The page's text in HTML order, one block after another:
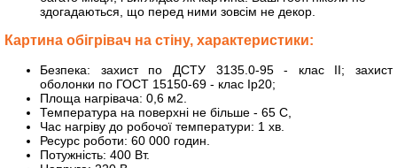
здогадаються, що перед ними зовсім не декор.
Картина обігрівач на стіну, характеристики:
Безпека: захист по ДСТУ 3135.0-95 - клас II; захист
оболонки по ГОСТ 15150-69 - клас Ip20;
Площа нагрівача: 0,6 м2.
Температура на поверхні не більше - 65 С,
Час нагріву до робочої температури: 1 хв.
Ресурс роботи: 60 000 годин.
Потужність: 400 Вт.